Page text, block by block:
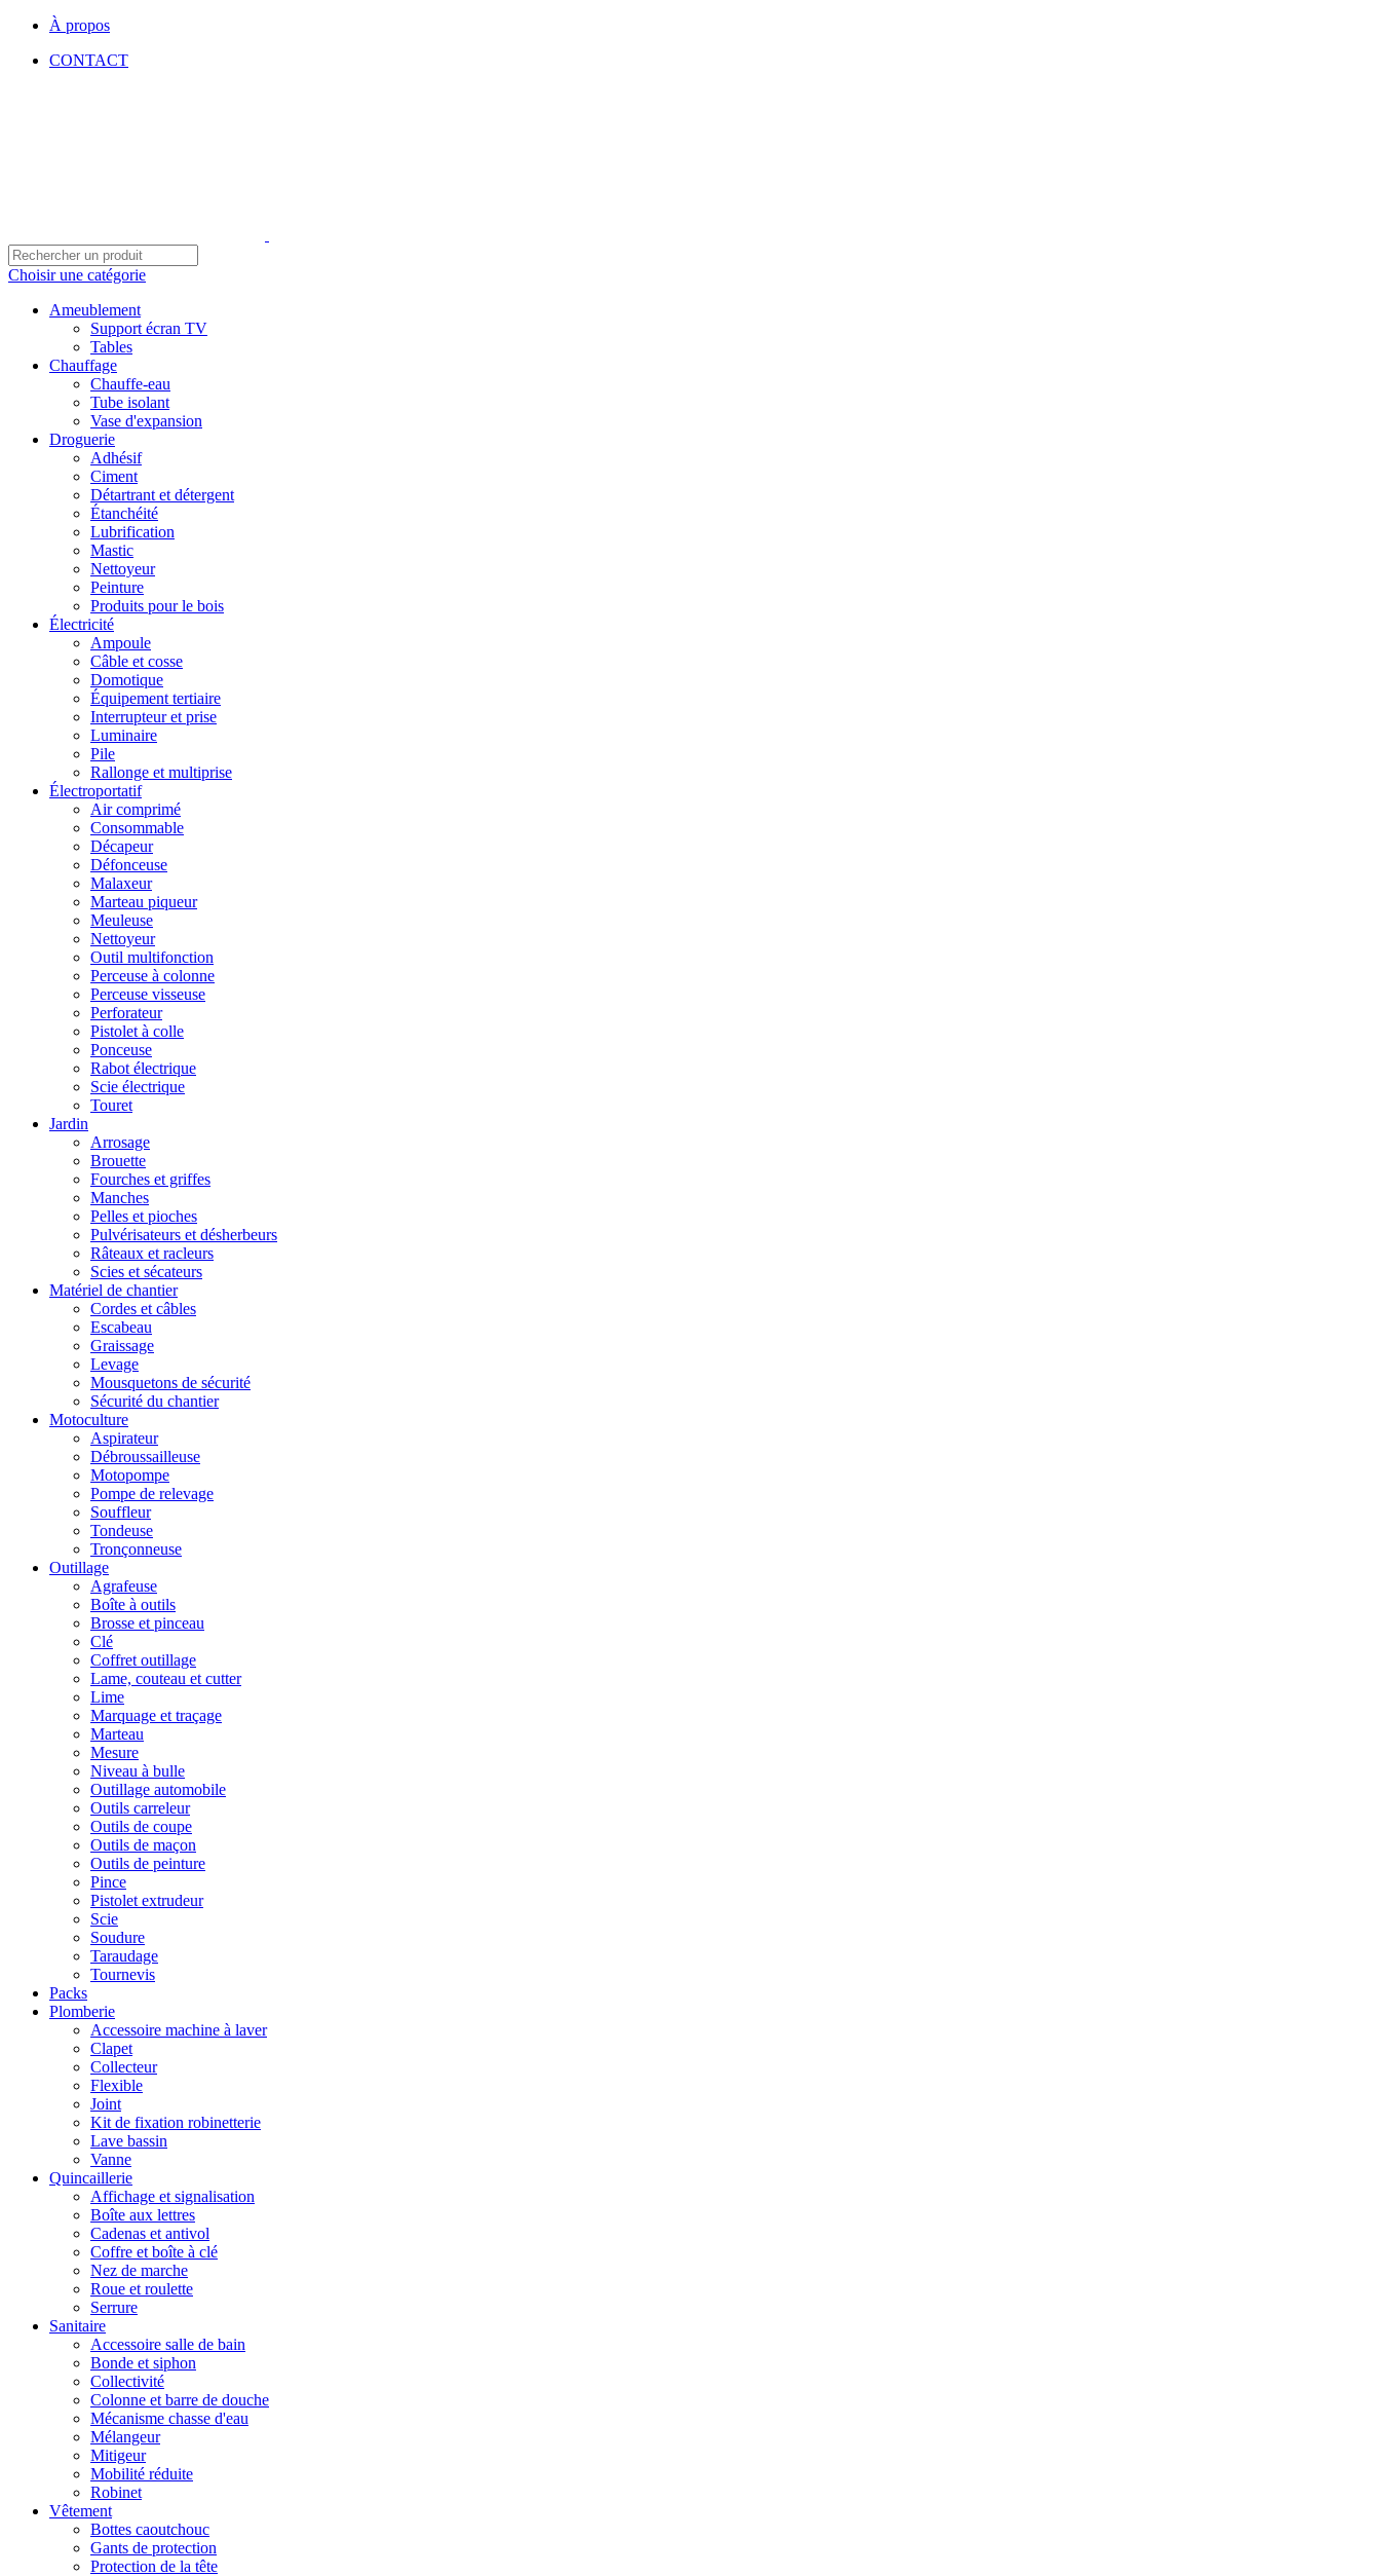
À propos
CONTACT
Choisir une catégorie
Ameublement
Support écran TV
Tables
Chauffage
Chauffe-eau
Tube isolant
Vase d'expansion
Droguerie
Adhésif
Ciment
Détartrant et détergent
Étanchéité
Lubrification
Mastic
Nettoyeur
Peinture
Produits pour le bois
Électricité
Ampoule
Câble et cosse
Domotique
Équipement tertiaire
Interrupteur et prise
Luminaire
Pile
Rallonge et multiprise
Électroportatif
Air comprimé
Consommable
Décapeur
Défonceuse
Malaxeur
Marteau piqueur
Meuleuse
Nettoyeur
Outil multifonction
Perceuse à colonne
Perceuse visseuse
Perforateur
Pistolet à colle
Ponceuse
Rabot électrique
Scie électrique
Touret
Jardin
Arrosage
Brouette
Fourches et griffes
Manches
Pelles et pioches
Pulvérisateurs et désherbeurs
Râteaux et racleurs
Scies et sécateurs
Matériel de chantier
Cordes et câbles
Escabeau
Graissage
Levage
Mousquetons de sécurité
Sécurité du chantier
Motoculture
Aspirateur
Débroussailleuse
Motopompe
Pompe de relevage
Souffleur
Tondeuse
Tronçonneuse
Outillage
Agrafeuse
Boîte à outils
Brosse et pinceau
Clé
Coffret outillage
Lame, couteau et cutter
Lime
Marquage et traçage
Marteau
Mesure
Niveau à bulle
Outillage automobile
Outils carreleur
Outils de coupe
Outils de maçon
Outils de peinture
Pince
Pistolet extrudeur
Scie
Soudure
Taraudage
Tournevis
Packs
Plomberie
Accessoire machine à laver
Clapet
Collecteur
Flexible
Joint
Kit de fixation robinetterie
Lave bassin
Vanne
Quincaillerie
Affichage et signalisation
Boîte aux lettres
Cadenas et antivol
Coffre et boîte à clé
Nez de marche
Roue et roulette
Serrure
Sanitaire
Accessoire salle de bain
Bonde et siphon
Collectivité
Colonne et barre de douche
Mécanisme chasse d'eau
Mélangeur
Mitigeur
Mobilité réduite
Robinet
Vêtement
Bottes caoutchouc
Gants de protection
Protection de la tête